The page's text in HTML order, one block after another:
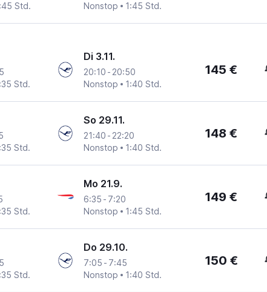
Std.
Nonstop
1:45 Std.
Std.
Di 3.11.
20:10 - 20:50
Nonstop
1:40 Std.
145 €
Std.
So 29.11.
21:40 - 22:20
Nonstop
1:40 Std.
148 €
Std.
Mo 21.9.
6:35 - 7:20
Nonstop
1:45 Std.
149 €
Std.
Do 29.10.
7:05 - 7:45
Nonstop
1:40 Std.
150 €